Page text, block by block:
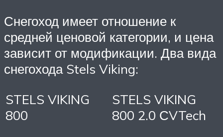
Снегоход имеет отношение к
средней ценовой категории, и цена
зависит от модификации. Два вида
снегохода Stels Viking:
STELS VIKING
800
STELS VIKING
800 2.0 СVTech